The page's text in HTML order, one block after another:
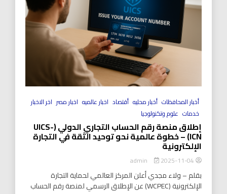
أخبار المحافظات أخبار محليه أقتصاد اخبار عالميه اخبار مصر اخر الاخبار
خدمات علوم وتكنولوجيا
إطلاق منصة رقم الحساب التجاري الدولي (UICS-
ICN) – خطوة عالمية نحو توحيد الثقة في التجارة
الإلكترونية
2025-11-04
بقلم – ولاء مجدي أعلن المركز العالمي لحماية التجارة
الإلكترونية (WCPEC) عن الإطلاق الرسمي لمنصة رقم الحساب